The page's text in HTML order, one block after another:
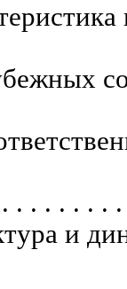
. . . . . . .
и